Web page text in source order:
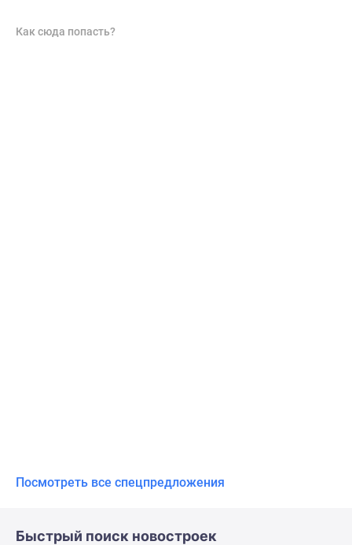
Как сюда попасть?
Посмотреть все спецпредложения
Быстрый поиск новостроек